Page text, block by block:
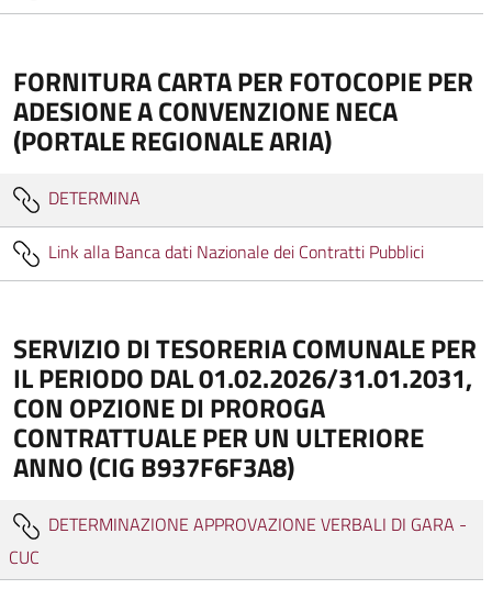
FORNITURA CARTA PER FOTOCOPIE PER
ADESIONE A CONVENZIONE NECA
(PORTALE REGIONALE ARIA)
DETERMINA
Link alla Banca dati Nazionale dei Contratti Pubblici
SERVIZIO DI TESORERIA COMUNALE PER
IL PERIODO DAL 01.02.2026/31.01.2031,
CON OPZIONE DI PROROGA
CONTRATTUALE PER UN ULTERIORE
ANNO (CIG B937F6F3A8)
DETERMINAZIONE APPROVAZIONE VERBALI DI GARA -
CUC